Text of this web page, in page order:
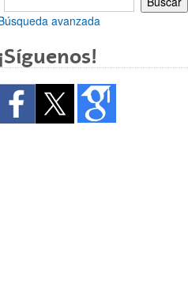
avanzada
¡Síguenos!